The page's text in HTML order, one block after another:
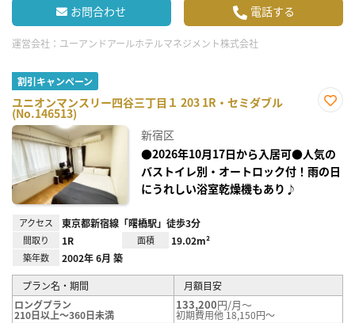
お問合わせ 電話する
運営会社： ユーアンドアールホテルマネジメント株式会社
割引キャンペーン
ユニオンマンスリー四谷三丁目１ 203 1R・セミダブル
(No.146513)
録
新宿区
●2026年10月17日から入居可●人気の
バストイレ別・オートロック付！雨の日
にうれしい浴室乾燥機もあり♪
アクセス 東京都新宿線「曙橋駅」徒歩3分
間取り 1R 面積 19.02m²
築年数 2002年 6月 築
プラン名・期間
月額目安
ロングプラン
210日以上～360日未満
133,200円/月～
初期費用他 18,150円～